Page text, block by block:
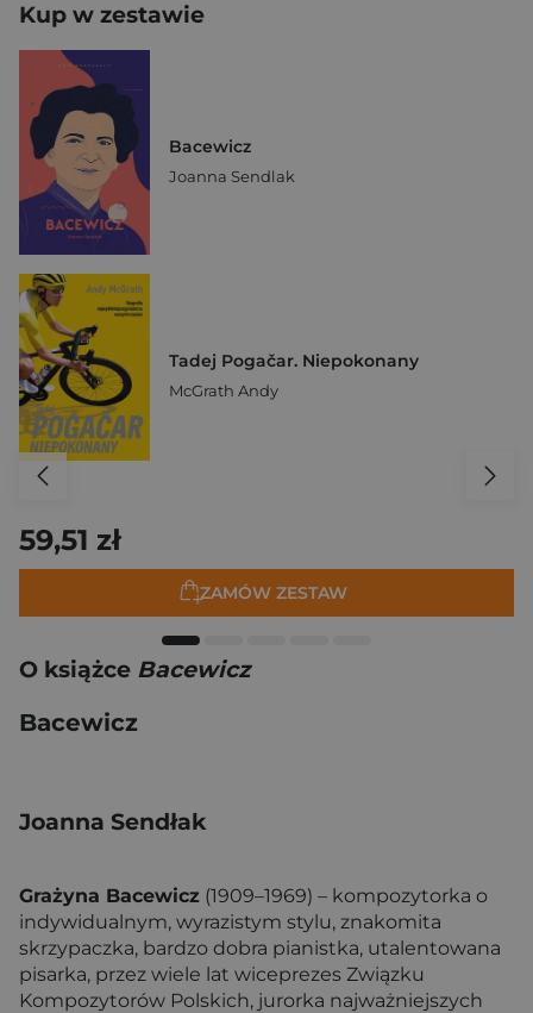
Kup w zestawie
Bacewicz
Joanna Sendlak
Tadej Pogačar. Niepokonany
McGrath Andy
59,51 zł
ZAMÓW ZESTAW
O książce Bacewicz
Bacewicz
Joanna Sendłak
Grażyna Bacewicz (1909–1969) – kompozytorka o
indywidualnym, wyrazistym stylu, znakomita
skrzypaczka, bardzo dobra pianistka, utalentowana
pisarka, przez wiele lat wiceprezes Związku
Kompozytorów Polskich, jurorka najważniejszych